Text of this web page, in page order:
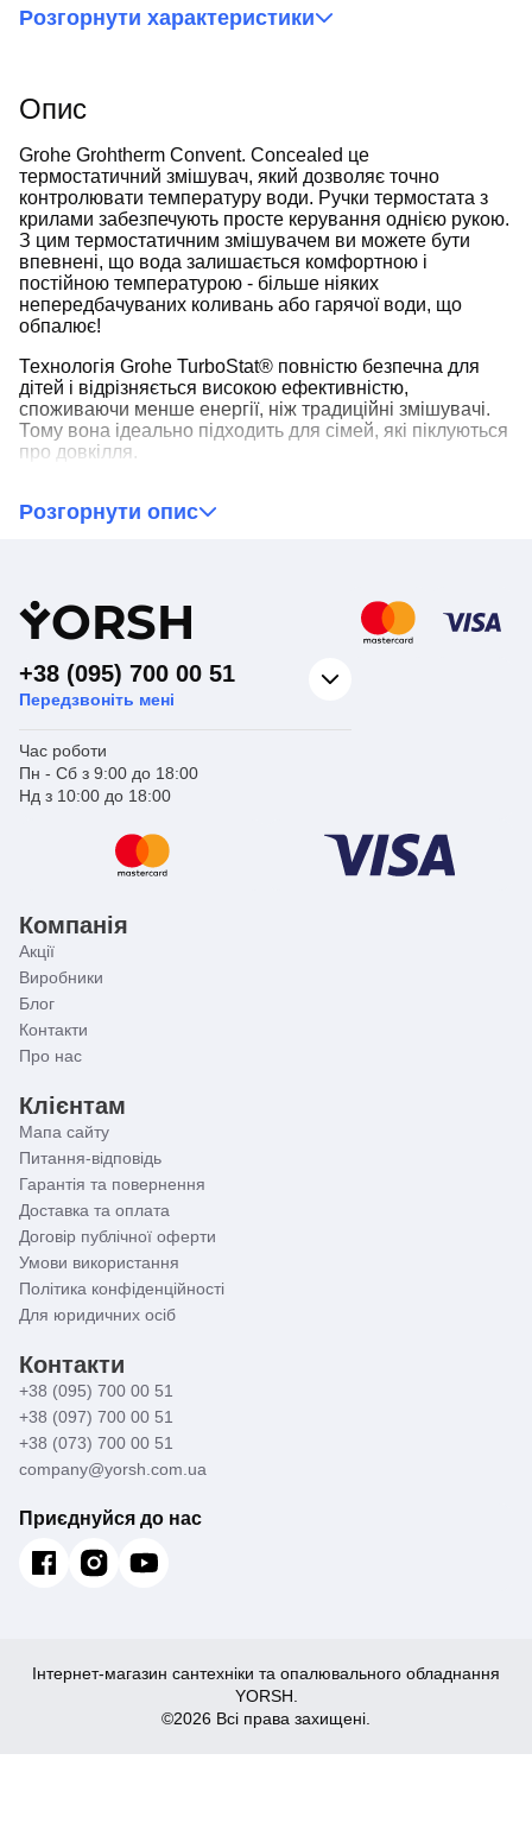
Розгорнути характеристики
Опис
Grohe Grohtherm Convent. Concealed це
термостатичний змішувач, який дозволяє точно
контролювати температуру води. Ручки термостата з
крилами забезпечують просте керування однією рукою.
З цим термостатичним змішувачем ви можете бути
впевнені, що вода залишається комфортною і
постійною температурою - більше ніяких
непередбачуваних коливань або гарячої води, що
обпалює!
Технологія Grohe TurboStat® повністю безпечна для
дітей і відрізняється високою ефективністю,
споживаючи менше енергії, ніж традиційні змішувачі.
Тому вона ідеально підходить для сімей, які піклуються
про довкілля.
хромовану поверхню та оснащений технологією
прийняття душу чи ванни ще простіше, ніж будь-коли.
Змішувач із термостатом Grohe Grohtherm Convent.
Concealed забезпечує додатковий рівень розкоші та
зручності у ванній кімнаті, дозволяючи користувачам
знайти ідеальний баланс між комфортом та зручністю.
Розгорнути опис
YORSH
+38 (095) 700 00 51
Передзвоніть мені
Час роботи
Пн - Сб з 9:00 до 18:00
Нд з 10:00 до 18:00
Компанія
Акції
Виробники
Блог
Контакти
Про нас
Клієнтам
Мапа сайту
Питання-відповідь
Гарантія та повернення
Доставка та оплата
Договір публічної оферти
Умови використання
Політика конфіденційності
Для юридичних осіб
Контакти
+38 (095) 700 00 51
+38 (097) 700 00 51
+38 (073) 700 00 51
company@yorsh.com.ua
Приєднуйся до нас
Інтернет-магазин сантехніки та опалювального обладнання
YORSH.
©2026 Всі права захищені.